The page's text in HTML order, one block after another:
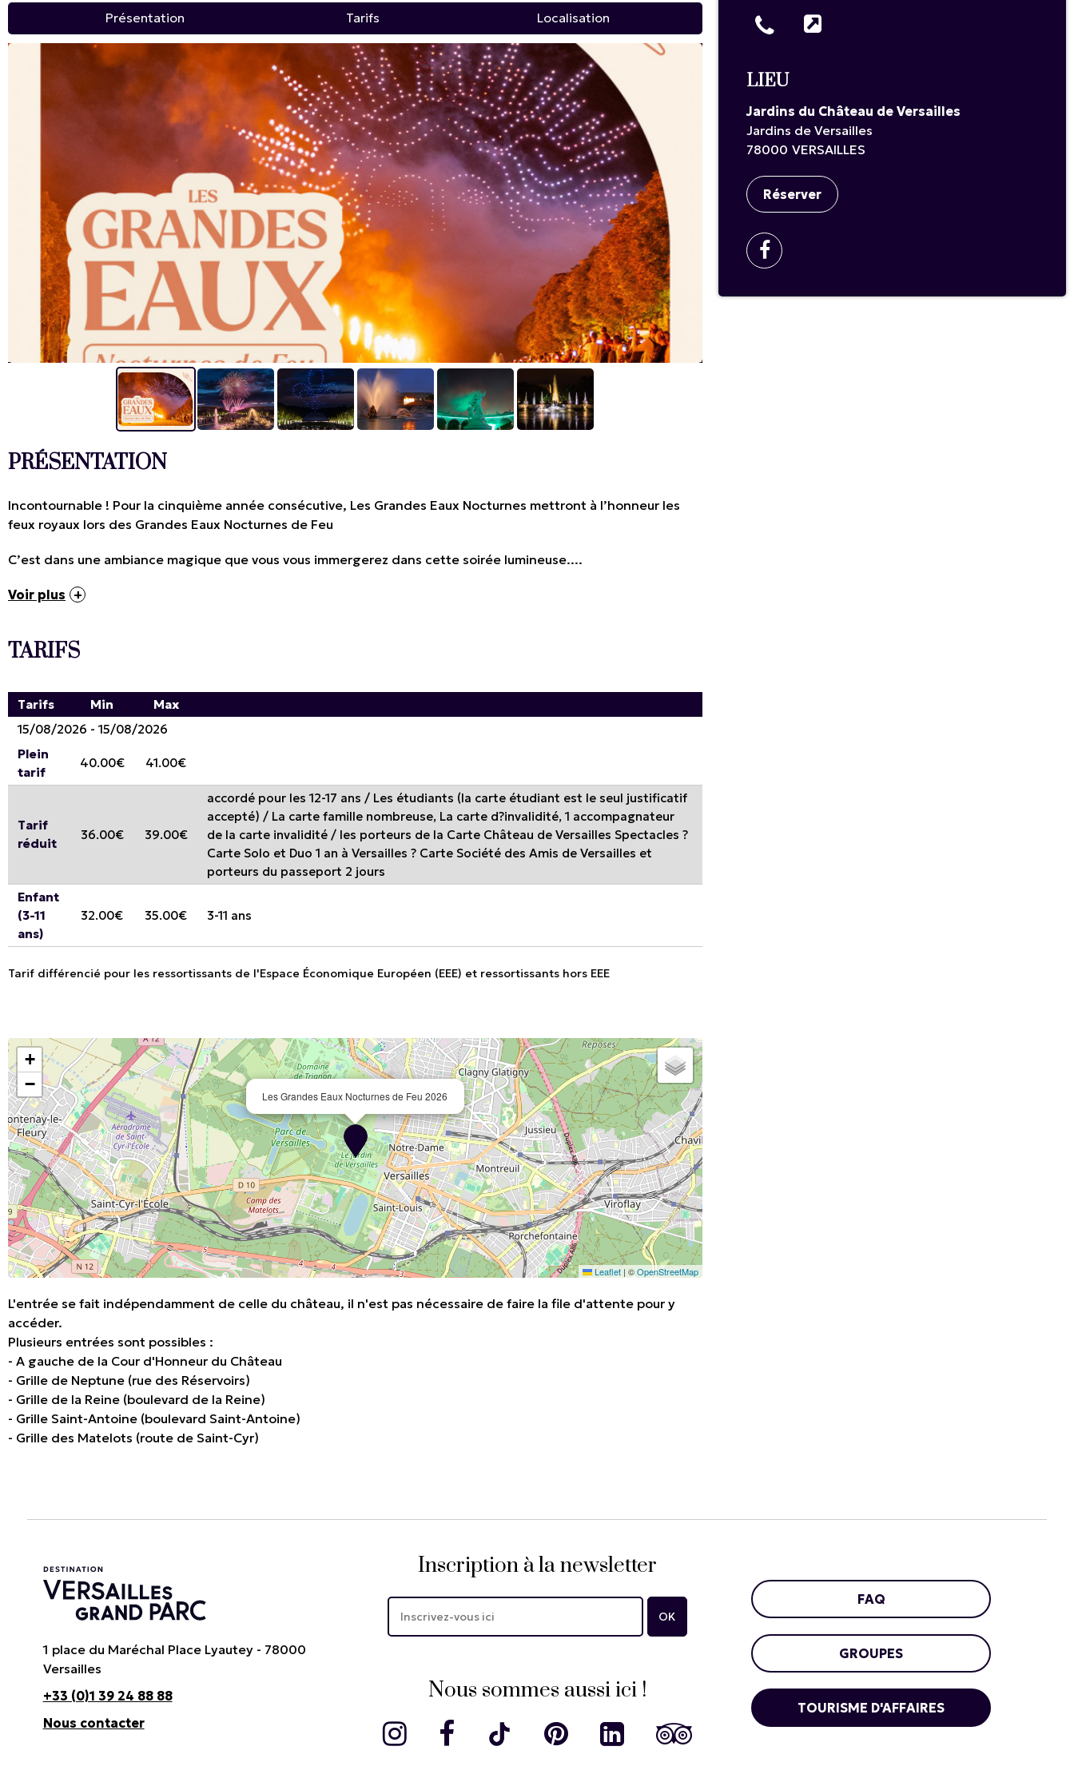
Présentation Tarifs Localisation
PRÉSENTATION
Incontournable ! Pour la cinquième année consécutive, Les Grandes Eaux Nocturnes mettront à l’honneur les
feux royaux lors des Grandes Eaux Nocturnes de Feu
C’est dans une ambiance magique que vous vous immergerez dans cette soirée lumineuse....
Voir plus
TARIFS
Tarifs Min
Max
15/08/2026 - 15/08/2026
Plein
tarif
40.00€ 41.00€
Tarif
réduit
36.00€ 39.00€
accordé pour les 12-17 ans / Les étudiants (la carte étudiant est le seul justificatif
accepté) / La carte famille nombreuse, La carte d?invalidité, 1 accompagnateur
de la carte invalidité / les porteurs de la Carte Château de Versailles Spectacles ?
Carte Solo et Duo 1 an à Versailles ? Carte Société des Amis de Versailles et
porteurs du passeport 2 jours
Enfant
(3-11
ans)
32.00€ 35.00€ 3-11 ans
Tarif différencié pour les ressortissants de l'Espace Économique Européen (EEE) et ressortissants hors EEE
Les Grandes Eaux Nocturnes de Feu 2026
+
−
Leaflet | ©OpenStreetMap
L'entrée se fait indépendamment de celle du château, il n'est pas nécessaire de faire la file d'attente pour y
accéder.
Plusieurs entrées sont possibles :
- A gauche de la Cour d'Honneur du Château
- Grille de Neptune (rue des Réservoirs)
- Grille de la Reine (boulevard de la Reine)
- Grille Saint-Antoine (boulevard Saint-Antoine)
- Grille des Matelots (route de Saint-Cyr)
LIEU
Jardins du Château de Versailles
Jardins de Versailles
78000 VERSAILLES
Réserver
1 place du Maréchal Place Lyautey - 78000
Versailles
+33 (0)1 39 24 88 88
Nous contacter
Inscription à la newsletter
Nous sommes aussi ici !
FAQ
GROUPES
TOURISME D'AFFAIRES